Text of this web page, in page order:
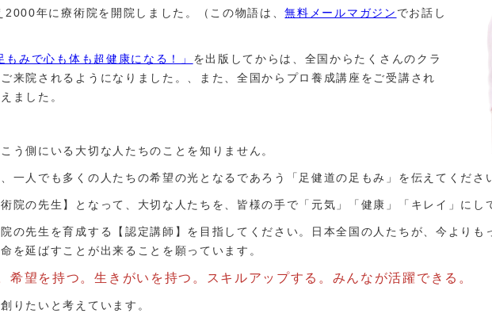
2000年に療術院を開院しました。（この物語は、無料メールマガジン でお話し
もみで心も体も超健康になる！」 を出版してからは、全国からたくさんのクラ
来院されるようになりました。、また、全国からプロ養成講座をご受講され
ました。
う側にいる大切な人たちのことを知りません。
一人でも多くの人たちの希望の光となるであろう「足健道の足もみ」を伝えてくださ
院の先生】となって、大切な人たちを、皆様の手で「元気」「健康」「キレイ」にし
の先生を育成する【認定講師】を目指してください。日本全国の人たちが、今より
を延ばすことが出来ることを願っています。
希望を持つ。生きがいを持つ。 スキルアップする。 みんなが活躍できる。
りたいと考えています。